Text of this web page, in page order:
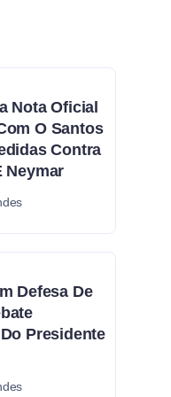
Nota Oficial
O Santos
Contra
Neymar
Defesa De
Presidente